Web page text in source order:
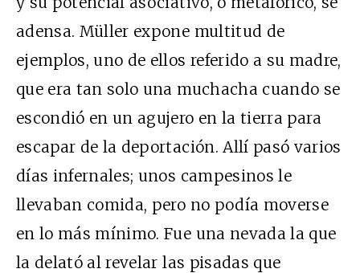
adensa. Müller expone multitud de
ejemplos, uno de ellos referido a su madre,
que era tan solo una muchacha cuando se
escondió en un agujero en la tierra para
escapar de la deportación. Allí pasó varios
días infernales; unos campesinos le
llevaban comida, pero no podía moverse
en lo más mínimo. Fue una nevada la que
la delató al revelar las pisadas que